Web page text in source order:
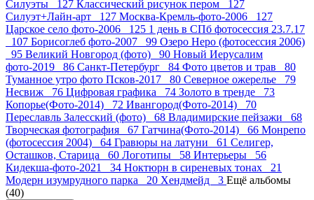
Силуэты 127 Классический рисунок пером 127
Силуэт+Лайн-арт 127 Москва-Кремль-фото-2006 127
Царское село фото-2006 125 1 день в СПб фотосессия 23.7.17
107 Борисоглеб фото-2007 99 Озеро Неро (фотосессия 2006)
95 Великий Новгород (фото) 90 Новый Иерусалим
фото-2019 86 Санкт-Петербург 84 Фото цветов и трав 80
Туманное утро фото Псков-2017 80 Северное ожерелье 79
Несвиж 76 Цифровая графика 74 Золото в тренде 73
Копорье(Фото-2014) 72 Ивангород(Фото-2014) 70
Переславль Залесский (фото) 68 Владимирские пейзажи 68
Творческая фотография 67 Гатчина(Фото-2014) 66 Монрепо
(фотосессия 2004) 64 Гравюры на латуни 61 Селигер,
Осташков, Старица 60 Логотипы 58 Интерьеры 56
Кидекша-фото-2021 34 Ноктюрн в сиреневых тонах 21
Модерн изумрудного парка 20 Хендмейд 3 Ещё альбомы
(40)